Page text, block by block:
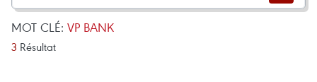
MOT CLÉ: VP BANK
3 Résultat